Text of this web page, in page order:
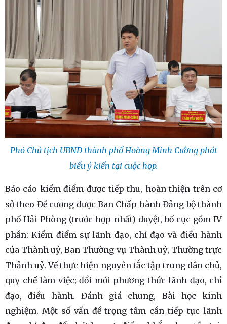
Phó Chủ tịch UBND thành phố Hoàng Minh Cường phát
biểu ý kiến tại cuộc họp.
Báo cáo kiểm điểm được tiếp thu, hoàn thiện trên cơ
sở theo Đề cương được Ban Chấp hành Đảng bộ thành
phố Hải Phòng (trước hợp nhất) duyệt, bố cục gồm IV
phần: Kiểm điểm sự lãnh đạo, chỉ đạo và điều hành
của Thành uỷ, Ban Thường vụ Thành uỷ, Thường trực
Thảnh uỷ. Về thực hiện nguyên tắc tập trung dân chủ,
quy chế làm việc; đổi mới phương thức lãnh đạo, chỉ
đạo, điều hành. Đánh giá chung, Bài học kinh
nghiệm. Một số vấn đề trọng tâm cần tiếp tục lãnh